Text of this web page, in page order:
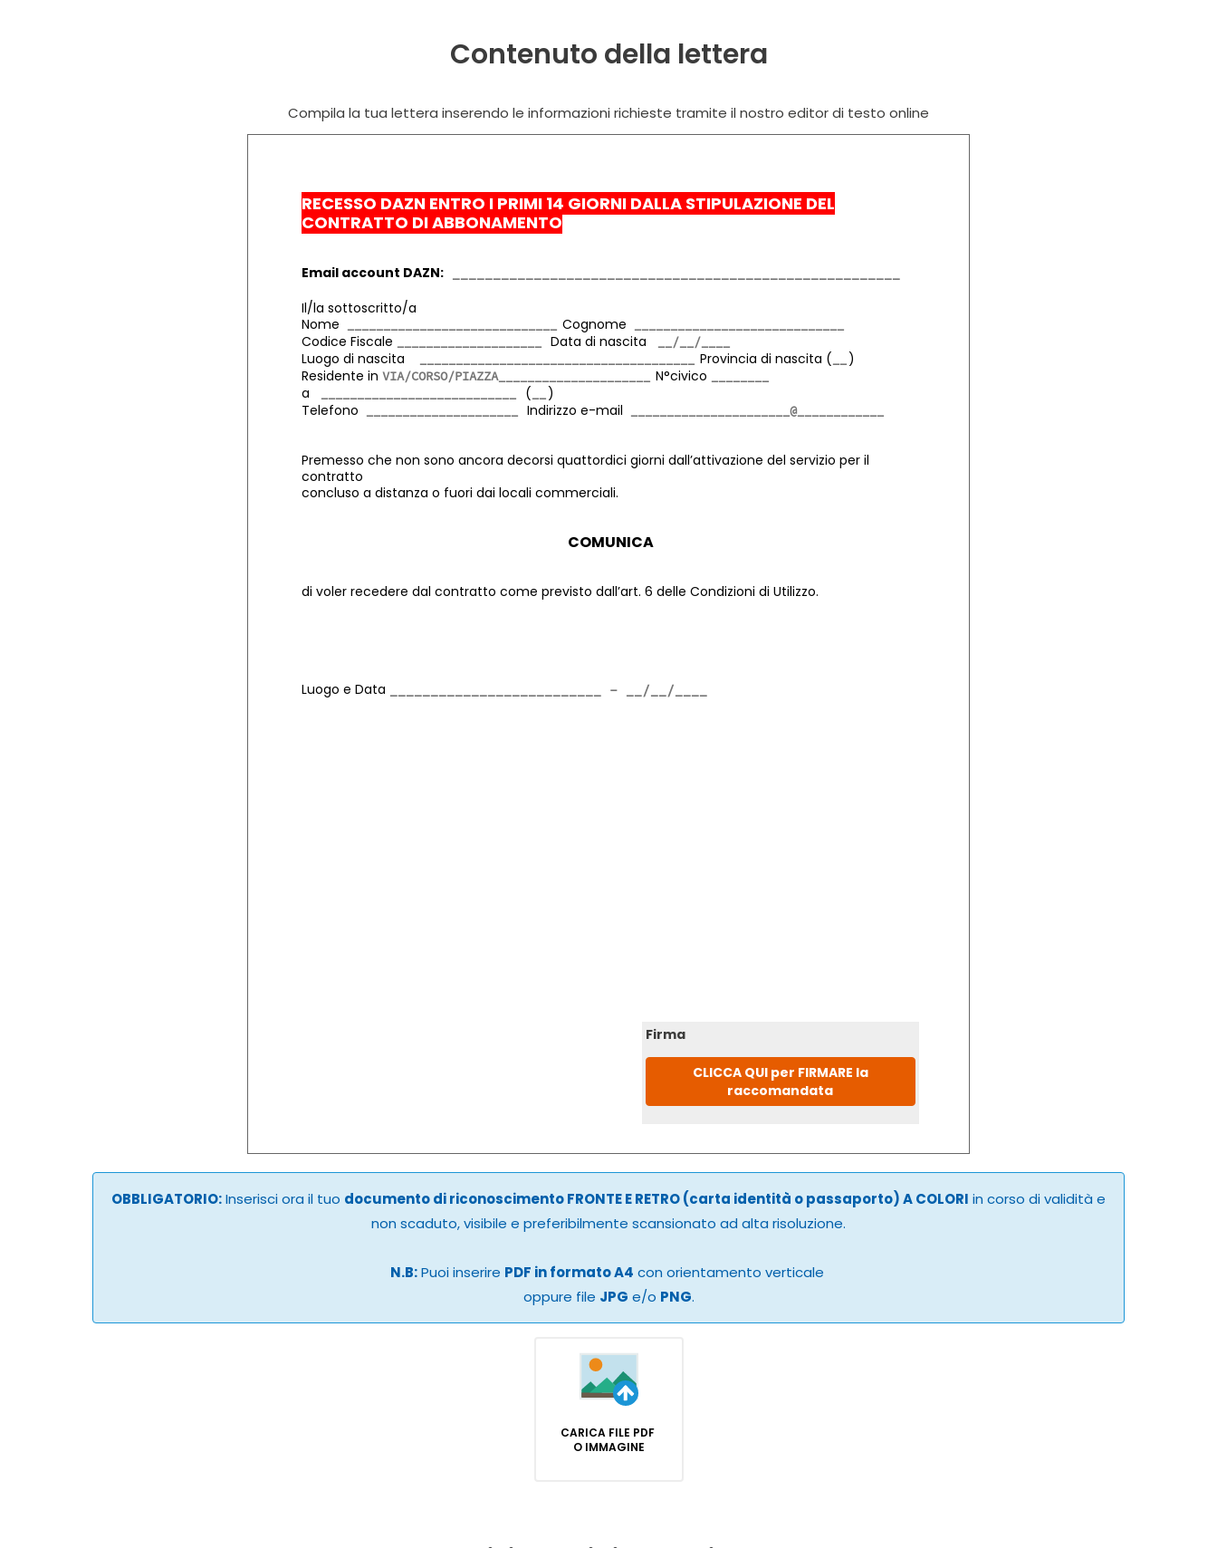
Contenuto della lettera
Compila la tua lettera inserendo le informazioni richieste tramite il nostro editor di testo online
RECESSO DAZN ENTRO I PRIMI 14 GIORNI DALLA STIPULAZIONE DEL
CONTRATTO DI ABBONAMENTO
Email account DAZN:
Il/la sottoscritto/a
Nome
Cognome
Codice Fiscale
Data di nascita
Luogo di nascita
Provincia di nascita (
)
Residente in
N°civico
a
(
)
Telefono
Indirizzo e-mail
Premesso che non sono ancora decorsi quattordici giorni dall’attivazione del servizio per il
contratto
concluso a distanza o fuori dai locali commerciali.
COMUNICA
di voler recedere dal contratto come previsto dall’art. 6 delle Condizioni di Utilizzo.
Luogo e Data
Firma
CLICCA QUI per FIRMARE la
raccomandata
OBBLIGATORIO:Inserisci ora il tuo documento di riconoscimento FRONTE E RETRO (carta identità o passaporto) A COLORI in corso di validità e
non scaduto, visibile e preferibilmente scansionato ad alta risoluzione.
N.B:Puoi inserire PDF in formato A4 con orientamento verticale
oppure file JPG e/o PNG.
CARICA FILE PDF
O IMMAGINE